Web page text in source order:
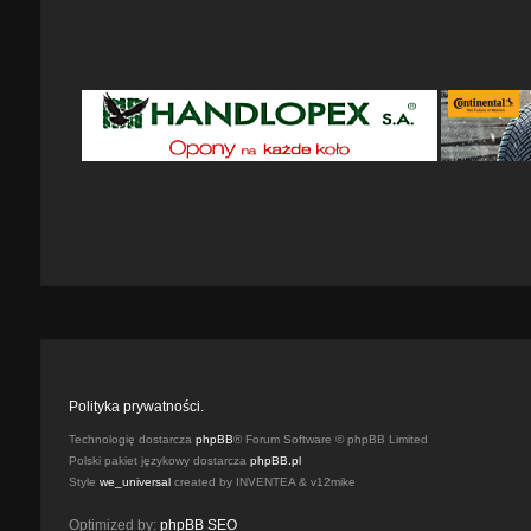
Polityka prywatności.
Technologię dostarcza phpBB® Forum Software © phpBB Limited
Polski pakiet językowy dostarcza phpBB.pl
Style we_universalcreated by INVENTEA & v12mike
Optimized by: phpBB SEO